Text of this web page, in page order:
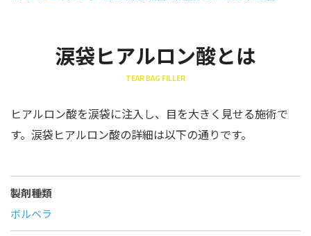
涙袋ヒアルロン酸とは
TEAR BAG FILLER
ヒアルロン酸を涙袋に注入し、目を大きく見せる施術で
す。涙袋ヒアルロン酸の詳細は以下の通りです。
製剤種類
ボルベラ